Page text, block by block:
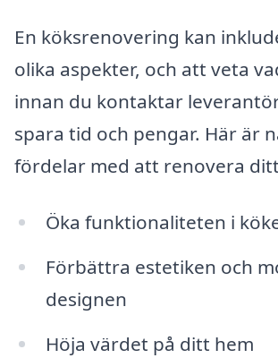
En köksrenovering kan
olika aspekter, och att veta
innan du kontaktar
spara tid och pengar. Här är
fördelar med att renovera
Öka funktionaliteten i
Förbättra estetiken och
designen
Höja värdet på ditt hem